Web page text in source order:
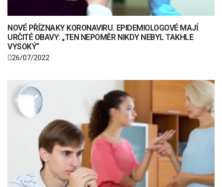
NOVÉ PŘÍZNAKY KORONAVIRU. EPIDEMIOLOGOVÉ MAJÍ
URČITÉ OBAVY: „TEN NEPOMĚR NIKDY NEBYL TAKHLE
VYSOKÝ“
26/07/2022